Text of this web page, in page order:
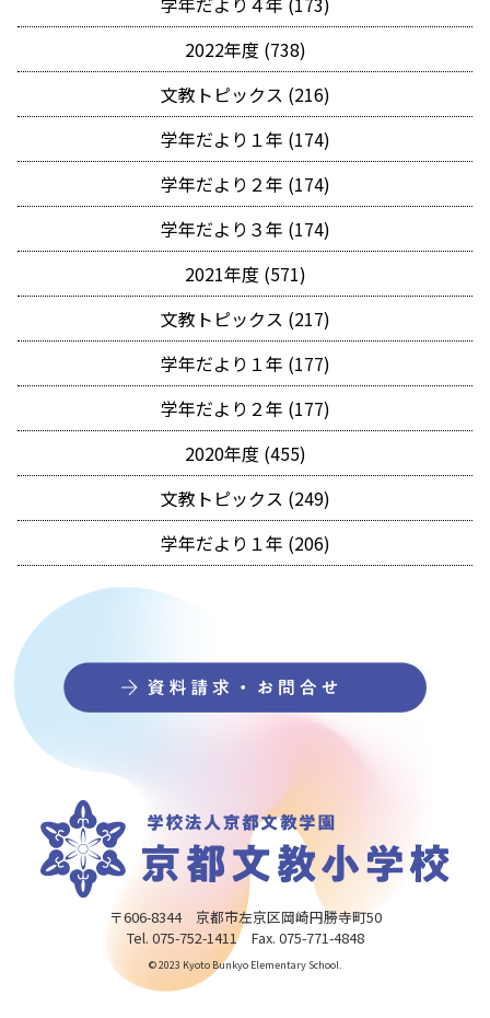
2022年度 (738)
文教トピックス (216)
学年だより１年 (174)
学年だより２年 (174)
学年だより３年 (174)
2021年度 (571)
文教トピックス (217)
学年だより１年 (177)
学年だより２年 (177)
2020年度 (455)
文教トピックス (249)
学年だより１年 (206)
〒606-8344 京都市左京区岡崎円勝寺町50
Tel. 075-752-1411 Fax. 075-771-4848
© 2023 Kyoto Bunkyo Elementary School.